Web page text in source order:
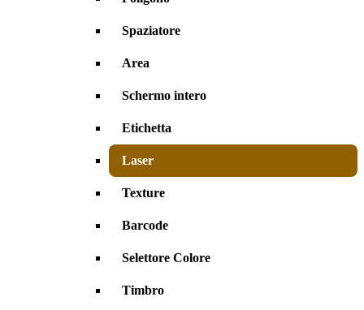
Spaziatore
Area
Schermo intero
Etichetta
Laser
Texture
Barcode
Selettore Colore
Timbro